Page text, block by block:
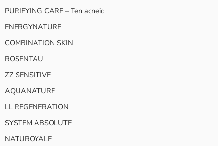
PURIFYING CARE – Ten acneic
ENERGYNATURE
COMBINATION SKIN
ROSENTAU
ZZ SENSITIVE
AQUANATURE
LL REGENERATION
SYSTEM ABSOLUTE
NATUROYALE